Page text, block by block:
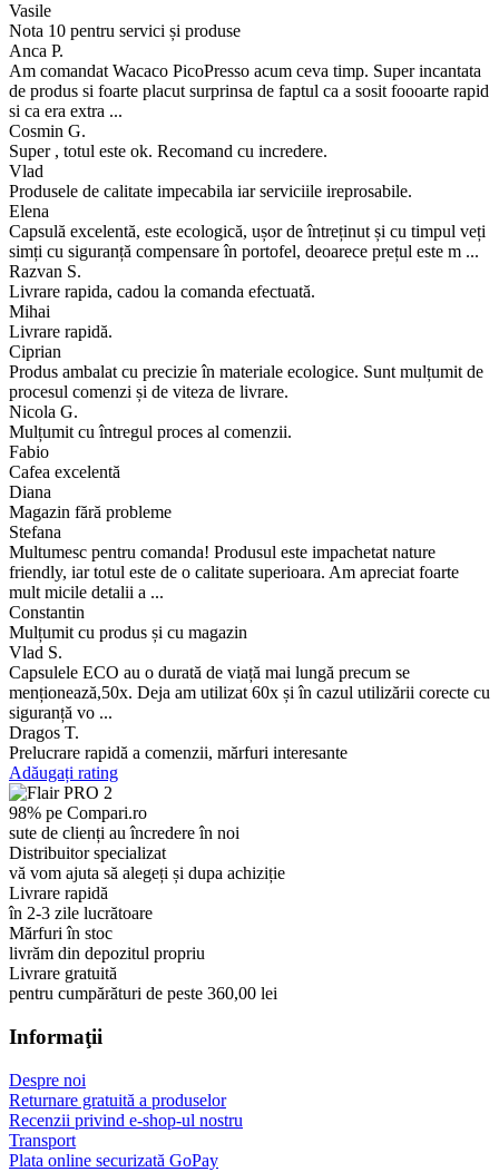
Vasile
Nota 10 pentru servici și produse
Anca P.
Am comandat Wacaco PicoPresso acum ceva timp. Super incantata
de produs si foarte placut surprinsa de faptul ca a sosit foooarte rapid
si ca era extra ...
Cosmin G.
Super , totul este ok. Recomand cu incredere.
Vlad
Produsele de calitate impecabila iar serviciile ireprosabile.
Elena
Capsulă excelentă, este ecologică, ușor de întreținut și cu timpul veți
simți cu siguranță compensare în portofel, deoarece prețul este m ...
Razvan S.
Livrare rapida, cadou la comanda efectuată.
Mihai
Livrare rapidă.
Ciprian
Produs ambalat cu precizie în materiale ecologice. Sunt mulțumit de
procesul comenzi și de viteza de livrare.
Nicola G.
Mulțumit cu întregul proces al comenzii.
Fabio
Cafea excelentă
Diana
Magazin fără probleme
Stefana
Multumesc pentru comanda! Produsul este impachetat nature
friendly, iar totul este de o calitate superioara. Am apreciat foarte
mult micile detalii a ...
Constantin
Mulțumit cu produs și cu magazin
Vlad S.
Capsulele ECO au o durată de viață mai lungă precum se
menționează,50x. Deja am utilizat 60x și în cazul utilizării corecte cu
siguranță vo ...
Dragos T.
Prelucrare rapidă a comenzii, mărfuri interesante
Adăugați rating
98% pe Compari.ro
sute de clienți au încredere în noi
Distribuitor specializat
vă vom ajuta să alegeți și dupa achiziție
Livrare rapidă
în 2-3 zile lucrătoare
Mărfuri în stoc
livrăm din depozitul propriu
Livrare gratuită
pentru cumpărături de peste 360,00 lei
Informaţii
Despre noi
Returnare gratuită a produselor
Recenzii privind e-shop-ul nostru
Transport
Plata online securizată GoPay